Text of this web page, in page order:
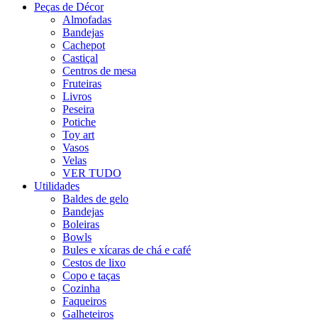
Peças de Décor
Almofadas
Bandejas
Cachepot
Castiçal
Centros de mesa
Fruteiras
Livros
Peseira
Potiche
Toy art
Vasos
Velas
VER TUDO
Utilidades
Baldes de gelo
Bandejas
Boleiras
Bowls
Bules e xícaras de chá e café
Cestos de lixo
Copo e taças
Cozinha
Faqueiros
Galheteiros